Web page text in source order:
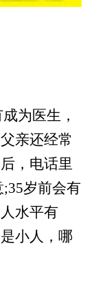
为医生，
亲还经常
，电话里
岁前会有
水平有
小人，哪